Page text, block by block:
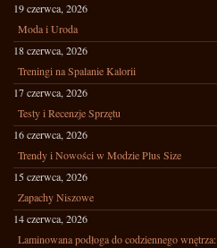
19 czerwca, 2026
Moda i Uroda
18 czerwca, 2026
Treningi na Spalanie Kalorii
17 czerwca, 2026
Testy i Recenzje Sprzętu
16 czerwca, 2026
Trendy i Nowości w Modzie Plus Size
15 czerwca, 2026
Zapachy Niszowe
14 czerwca, 2026
Laminowana podłoga do codziennego wnętrza: